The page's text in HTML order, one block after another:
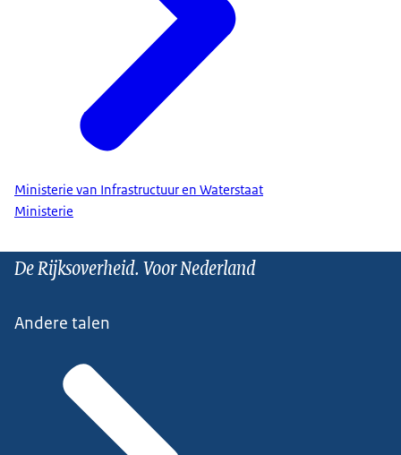
Ministerie van Infrastructuur en Waterstaat
Ministerie
De Rijksoverheid. Voor Nederland
Andere talen